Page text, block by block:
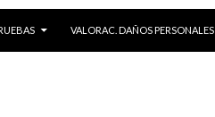
VALORAC. DAÑOS PERSONALES